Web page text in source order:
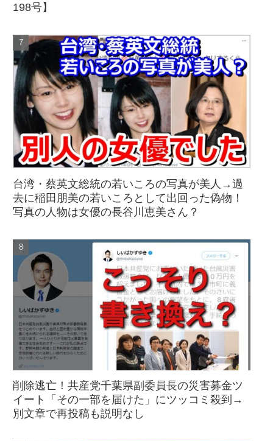
198号】
台湾・蔡英文総統の若いころの写真が美人→過
去に稲田朋美の若いころとして出回った偽物！
写真の人物は女優の長谷川恵美さん？
削除逃亡！共産党千葉県副委員長の災害募金ツ
イート「その一部を届けた」にツッコミ殺到→
別文章で再投稿も説明なし